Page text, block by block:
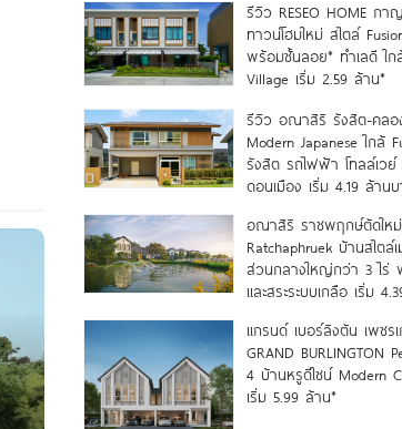
รีวิว RESEO HOME กา
ทาวน์โฮมใหม่ สไตล์
พร้อมชั้นลอย* ทำเลดี ใก
Village เริ่ม 2.59 ล้าน*
รีวิว อณาสิริ รังสิต-คลอ
Modern Japanese ใกล้
รังสิต รถไฟฟ้า โทลล์เวย์
ดอนเมือง เริ่ม 4.19 ล้าน
อณาสิริ ราชพฤกษ์ตัดให
Ratchaphruek บ้านสไตล์เ
ส่วนกลางใหญ่กว่า 3 ไร่
และสระระบบเกลือ เริ่ม
แกรนด์ เบอร์ลิงตัน เพชร
GRAND BURLINGTON
4 บ้านหรูดีไซน์ Modern
เริ่ม 5.99 ล้าน*